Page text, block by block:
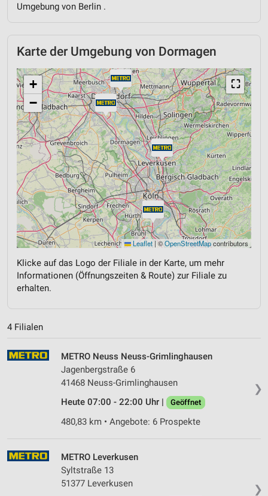
Umgebung von Berlin .
Karte der Umgebung von Dormagen
⛶
+
−
Leaflet | ©OpenStreetMapcontributors
Klicke auf das Logo der Filiale in der Karte, um mehr
Informationen (Öffnungszeiten & Route) zur Filiale zu
erhalten.
4 Filialen
❯
METRO Neuss Neuss-Grimlinghausen
Jagenbergstraße 6
41468 Neuss-Grimlinghausen
Heute 07:00 - 22:00 Uhr |
Geöffnet
480,83 km • Angebote: 6 Prospekte
❯
METRO Leverkusen
Syltstraße 13
51377 Leverkusen